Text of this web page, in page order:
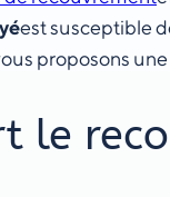
est susceptible
proposons
le